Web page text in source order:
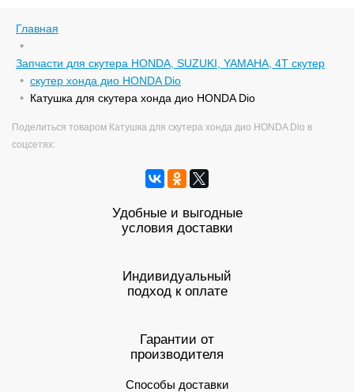
Главная
Запчасти для скутера HONDA, SUZUKI, YAMAHA, 4Т скутер
скутер хонда дио HONDA Dio
Катушка для скутера хонда дио HONDA Dio
Поделиться товаром Катушка для скутера хонда дио HONDA Dio в
соцсетях:
Удобные и выгодные
условия доставки
Индивидуальный
подход к оплате
Гарантии от
производителя
Способы доставки